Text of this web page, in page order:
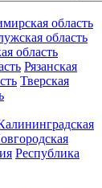
область
область
область
Рязанская
Тверская
Республика